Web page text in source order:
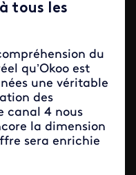
tous les
du
qu’Okoo est
une véritable
des
canal 4 nous
la dimension
sera enrichie